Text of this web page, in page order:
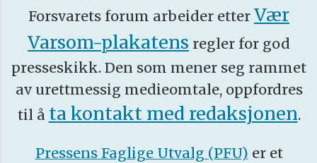
Forsvarets forum arbeider etter Vær
Varsom-plakatens regler for god
presseskikk. Den som mener seg rammet
av urettmessig medieomtale, oppfordres
til å ta kontakt med redaksjonen.
Pressens Faglige Utvalg (PFU) er et